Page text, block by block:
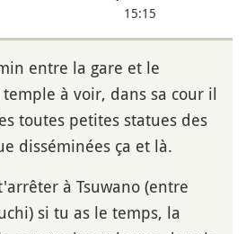
15:15
entre la gare et le
à voir, dans sa cour il
toutes petites statues des
disséminées ça et là.
à Tsuwano (entre
si tu as le temps, la